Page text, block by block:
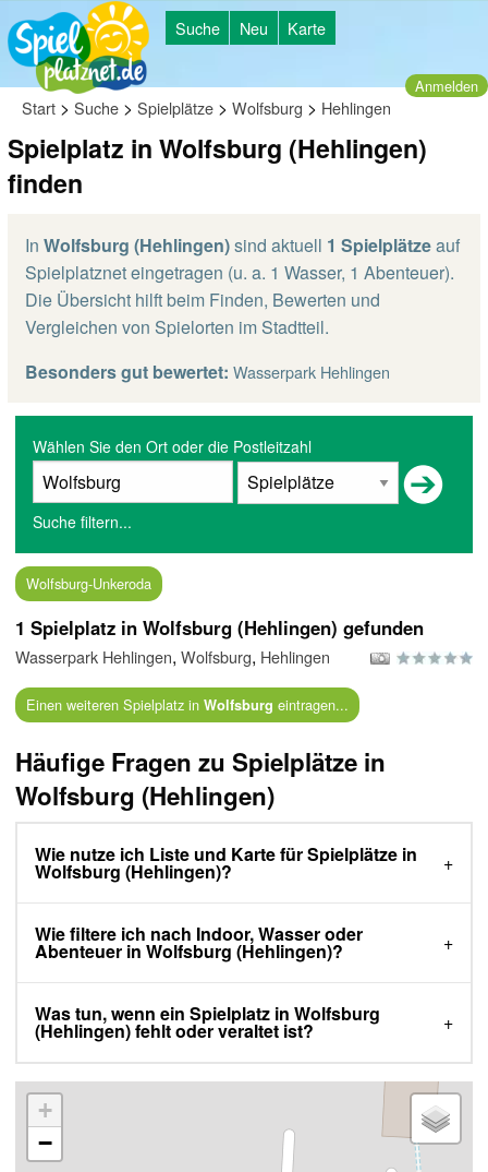
Suche Neu Karte
Anmelden
Start > Suche > Spielplätze > Wolfsburg > Hehlingen
Spielplatz in Wolfsburg (Hehlingen)
finden
In Wolfsburg (Hehlingen)sind aktuell 1 Spielplätzeauf
Spielplatznet eingetragen (u. a. 1 Wasser, 1 Abenteuer).
Die Übersicht hilft beim Finden, Bewerten und
Vergleichen von Spielorten im Stadtteil.
Besonders gut bewertet: Wasserpark Hehlingen
Wählen Sie den Ort oder die Postleitzahl
Suche filtern...
Wolfsburg-Unkeroda
1 Spielplatz in Wolfsburg (Hehlingen) gefunden
Wasserpark Hehlingen, Wolfsburg, Hehlingen
Einen weiteren Spielplatz in Wolfsburg eintragen...
Häufige Fragen zu Spielplätze in
Wolfsburg (Hehlingen)
Wie nutze ich Liste und Karte für Spielplätze in
Wolfsburg (Hehlingen)?
Wie filtere ich nach Indoor, Wasser oder
Abenteuer in Wolfsburg (Hehlingen)?
Was tun, wenn ein Spielplatz in Wolfsburg
(Hehlingen) fehlt oder veraltet ist?
+
−